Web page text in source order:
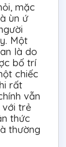
mặc
ùn ứ
Một
là do
bố trí
chiếc
rất
vẫn
với trẻ
thức
thường